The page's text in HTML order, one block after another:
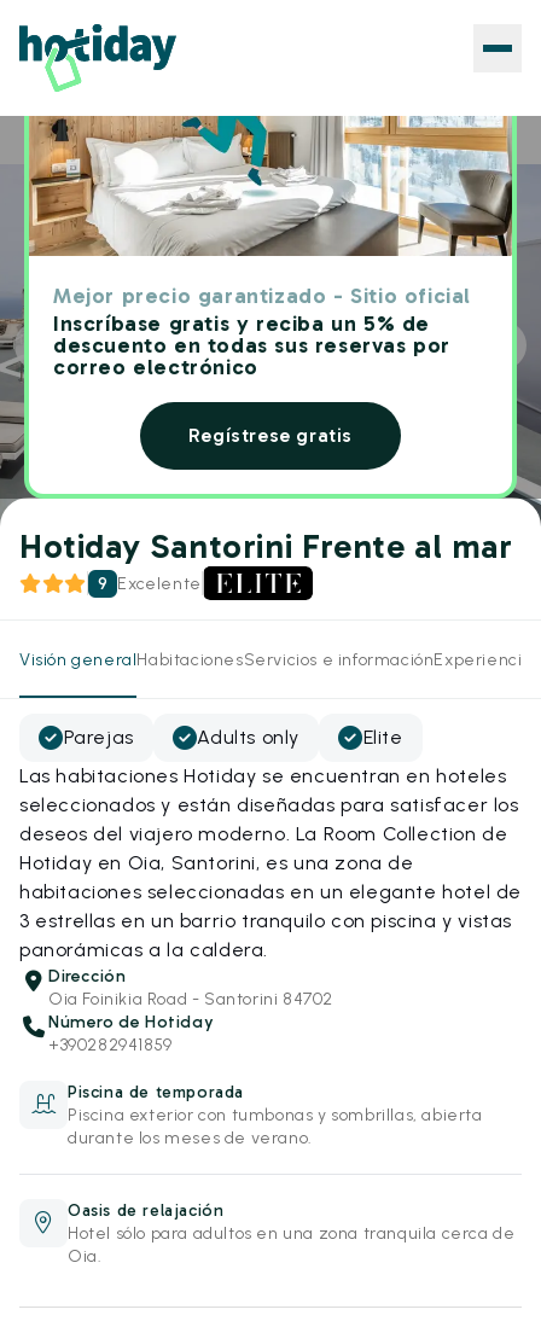
Mejor precio garantizado - Sitio oficial
Inscríbase gratis y reciba un 5% de
descuento en todas sus reservas por
correo electrónico
Regístrese gratis
Home Hoteles Hotiday Santorini Frente al mar
Hotiday Santorini Frente al mar
9 Excelente
Visión generalHabitacionesServicios e informaciónExperiencias
Parejas Adults only
Elite
Las habitaciones Hotiday se encuentran en hoteles
seleccionados y están diseñadas para satisfacer los
deseos del viajero moderno. La Room Collection de
Hotiday en Oia, Santorini, es una zona de
habitaciones seleccionadas en un elegante hotel de
3 estrellas en un barrio tranquilo con piscina y vistas
panorámicas a la caldera.
Dirección
Oia Foinikia Road - Santorini 84702
Número de Hotiday
+390282941859
Piscina de temporada
Piscina exterior con tumbonas y sombrillas, abierta
durante los meses de verano.
Oasis de relajación
Hotel sólo para adultos en una zona tranquila cerca de
Oia.